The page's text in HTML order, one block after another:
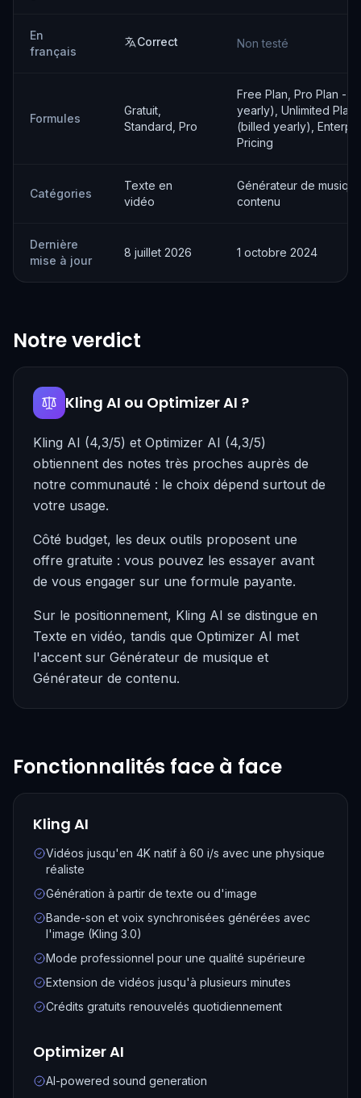
En
français
Correct Non testé
Formules
Gratuit,
Standard, Pro
Free Plan, Pro Plan -
yearly), Unlimited Plan
(billed yearly),
Pricing
Catégories
Texte en
vidéo
Générateur de
contenu
Dernière
mise à jour
8 juillet 2026 1 octobre 2024
Notre verdict
Kling AI ou Optimizer AI ?
Kling AI (4,3/5) et Optimizer AI (4,3/5)
obtiennent des notes très proches auprès de
notre communauté : le choix dépend surtout de
votre usage.
Côté budget, les deux outils proposent une
offre gratuite : vous pouvez les essayer avant
de vous engager sur une formule payante.
Sur le positionnement, Kling AI se distingue en
Texte en vidéo, tandis que Optimizer AI met
l'accent sur Générateur de musique et
Générateur de contenu.
Fonctionnalités face à face
Kling AI
Vidéos jusqu'en 4K natif à 60 i/s avec une physique
réaliste
Génération à partir de texte ou d'image
Bande-son et voix synchronisées générées avec
l'image (Kling 3.0)
Mode professionnel pour une qualité supérieure
Extension de vidéos jusqu'à plusieurs minutes
Crédits gratuits renouvelés quotidiennement
Optimizer AI
AI-powered sound generation